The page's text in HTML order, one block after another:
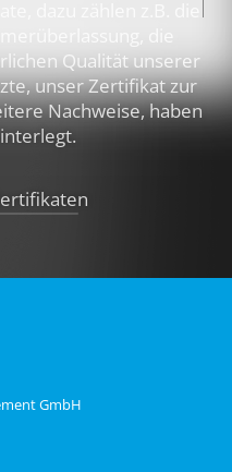
die
Qualität unserer
unser Zertifikat zur
Nachweise,haben
GmbH